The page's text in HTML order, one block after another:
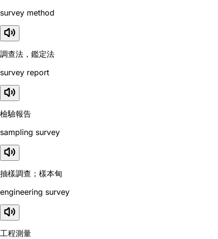
survey method
調查法，鑑定法
survey report
檢驗報告
sampling survey
抽樣調查；樣本甸
engineering survey
工程測量